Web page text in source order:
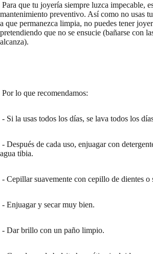
Para que tu joyería siempre luzca impecable,
mantenimiento preventivo. Así como no usas
a que permanezca limpia, no puedes tener
pretendiendo que no se ensucie (bañarse con
alcanza).
Por lo que recomendamos:
- Si la usas todos los días, se lava todos los
- Después de cada uso, enjuagar con
agua tibia.
- Cepillar suavemente con cepillo de dientes o
- Enjuagar y secar muy bien.
- Dar brillo con un paño limpio.